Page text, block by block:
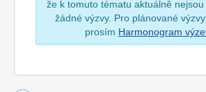
že k tomuto tématu aktuálně
žádné výzvy. Pro plánované
prosím Harmonogram